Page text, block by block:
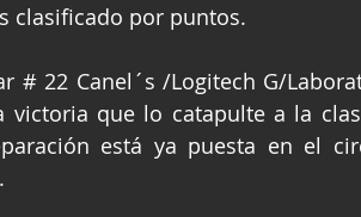
clasificado por puntos.
# 22 Canel´s /Logitech G/
victoria que lo catapulte a la
está ya puesta en el